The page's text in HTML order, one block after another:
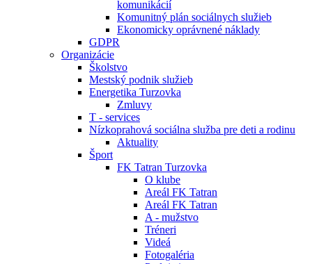
komunikácií
Komunitný plán sociálnych služieb
Ekonomicky oprávnené náklady
GDPR
Organizácie
Školstvo
Mestský podnik služieb
Energetika Turzovka
Zmluvy
T - services
Nízkoprahová sociálna služba pre deti a rodinu
Aktuality
Šport
FK Tatran Turzovka
O klube
Areál FK Tatran
Areál FK Tatran
A - mužstvo
Tréneri
Videá
Fotogaléria